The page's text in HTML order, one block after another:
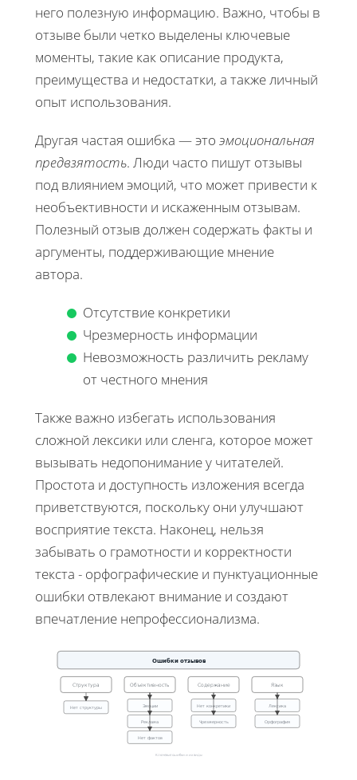
него полезную информацию. Важно, чтобы в
отзыве были четко выделены ключевые
моменты, такие как описание продукта,
преимущества и недостатки, а также личный
опыт использования.
Другая частая ошибка — это эмоциональная
предвзятость. Люди часто пишут отзывы
под влиянием эмоций, что может привести к
необъективности и искаженным отзывам.
Полезный отзыв должен содержать факты и
аргументы, поддерживающие мнение
автора.
Отсутствие конкретики
Чрезмерность информации
Невозможность различить рекламу
от честного мнения
Также важно избегать использования
сложной лексики или сленга, которое может
вызывать недопонимание у читателей.
Простота и доступность изложения всегда
приветствуются, поскольку они улучшают
восприятие текста. Наконец, нельзя
забывать о грамотности и корректности
текста - орфографические и пунктуационные
ошибки отвлекают внимание и создают
впечатление непрофессионализма.
Ошибки отзывов
Структура Объективность Содержание Язык
Нет структуры Эмоции
Реклама
Нет фактов
Нет конкретики
Чрезмерность
Лексика
Орфография
Ключевые ошибки и их виды